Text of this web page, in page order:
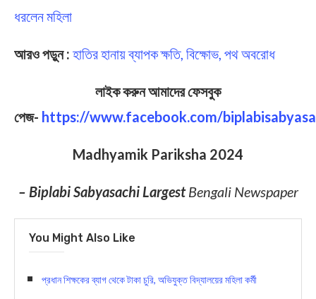
ধরলেন মহিলা
আরও পড়ুন : হাতির হানায় ব্যাপক ক্ষতি, বিক্ষোভ, পথ অবরোধ
লাইক করুন আমাদের ফেসবুক
পেজ- https://www.facebook.com/
Madhyamik Pariksha 2024
– Biplabi Sabyasachi LargestBengali Newspaper
You Might Also Like
প্রধান শিক্ষকের ব্যাগ থেকে টাকা চুরি, অভিযুক্ত বিদ্যালয়ের মহিলা কর্মী